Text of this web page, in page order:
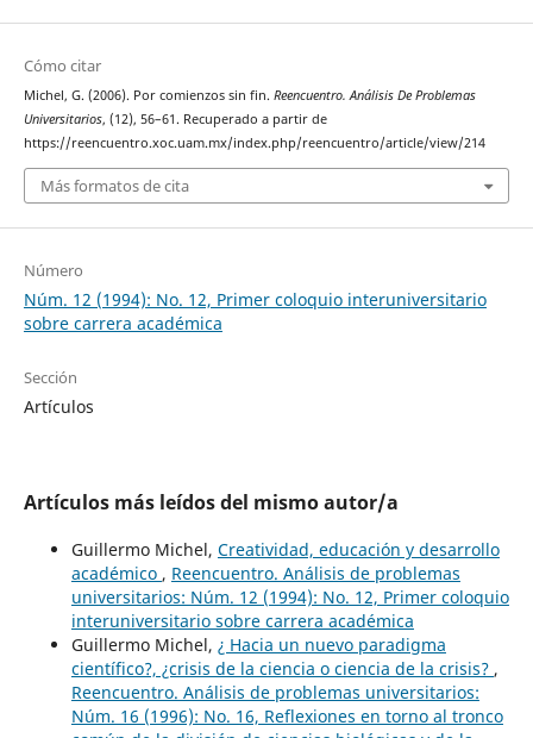
Cómo citar
Michel, G. (2006). Por comienzos sin fin. Reencuentro. Análisis De Problemas
Universitarios, (12), 56–61. Recuperado a partir de
https://reencuentro.xoc.uam.mx/index.php/reencuentro/article/view/214
Más formatos de cita
Número
Núm. 12 (1994): No. 12, Primer coloquio interuniversitario
sobre carrera académica
Sección
Artículos
Artículos más leídos del mismo autor/a
Guillermo Michel, Creatividad, educación y desarrollo
académico , Reencuentro. Análisis de problemas
universitarios: Núm. 12 (1994): No. 12, Primer coloquio
interuniversitario sobre carrera académica
Guillermo Michel, ¿ Hacia un nuevo paradigma
científico?, ¿crisis de la ciencia o ciencia de la crisis? ,
Reencuentro. Análisis de problemas universitarios:
Núm. 16 (1996): No. 16, Reflexiones en torno al tronco